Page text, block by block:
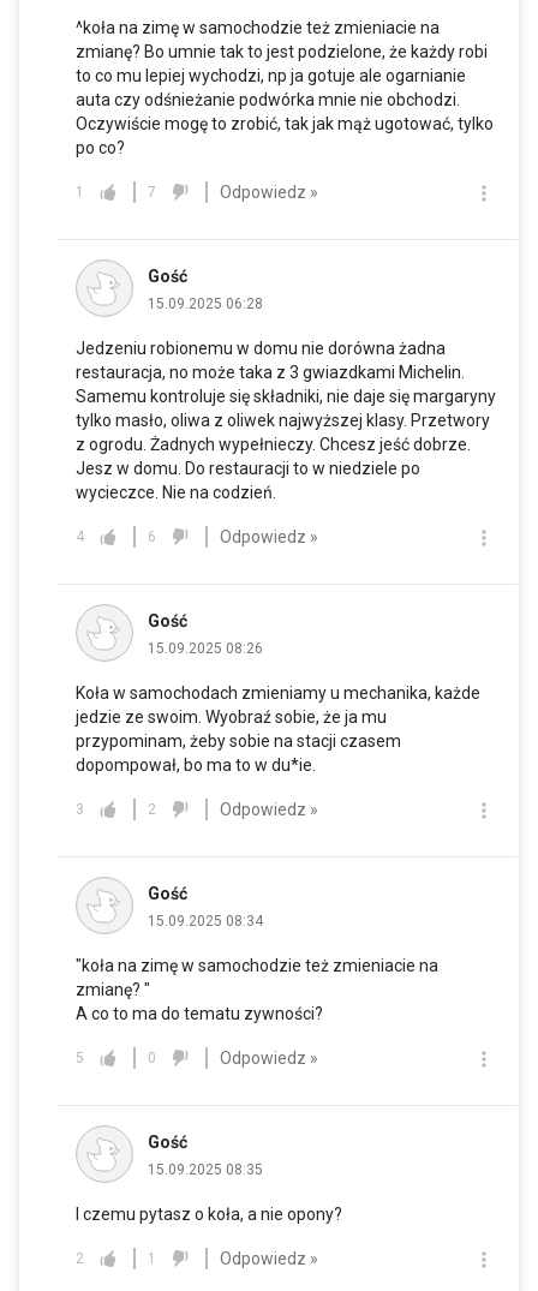
^koła na zimę w samochodzie też zmieniacie na
zmianę? Bo umnie tak to jest podzielone, że każdy robi
to co mu lepiej wychodzi, np ja gotuje ale ogarnianie
auta czy odśnieżanie podwórka mnie nie obchodzi.
Oczywiście mogę to zrobić, tak jak mąż ugotować, tylko
po co?
1 7 Odpowiedz »
Gość
15.09.2025 06:28
Jedzeniu robionemu w domu nie dorówna żadna
restauracja, no może taka z 3 gwiazdkami Michelin.
Samemu kontroluje się składniki, nie daje się margaryny
tylko masło, oliwa z oliwek najwyższej klasy. Przetwory
z ogrodu. Żadnych wypełnieczy. Chcesz jeść dobrze.
Jesz w domu. Do restauracji to w niedziele po
wycieczce. Nie na codzień.
4 6 Odpowiedz »
Gość
15.09.2025 08:26
Koła w samochodach zmieniamy u mechanika, każde
jedzie ze swoim. Wyobraź sobie, że ja mu
przypominam, żeby sobie na stacji czasem
dopompował, bo ma to w du*ie.
3 2 Odpowiedz »
Gość
15.09.2025 08:34
"koła na zimę w samochodzie też zmieniacie na
zmianę? "
A co to ma do tematu zywności?
5 0 Odpowiedz »
Gość
15.09.2025 08:35
I czemu pytasz o koła, a nie opony?
2 1 Odpowiedz »